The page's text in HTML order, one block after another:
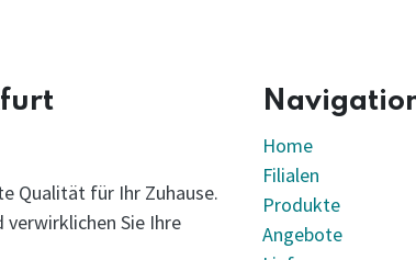
Qualität für Ihr Zuhause.
verwirklichen Sie Ihre
Home
Filialen
Produkte
Angebote